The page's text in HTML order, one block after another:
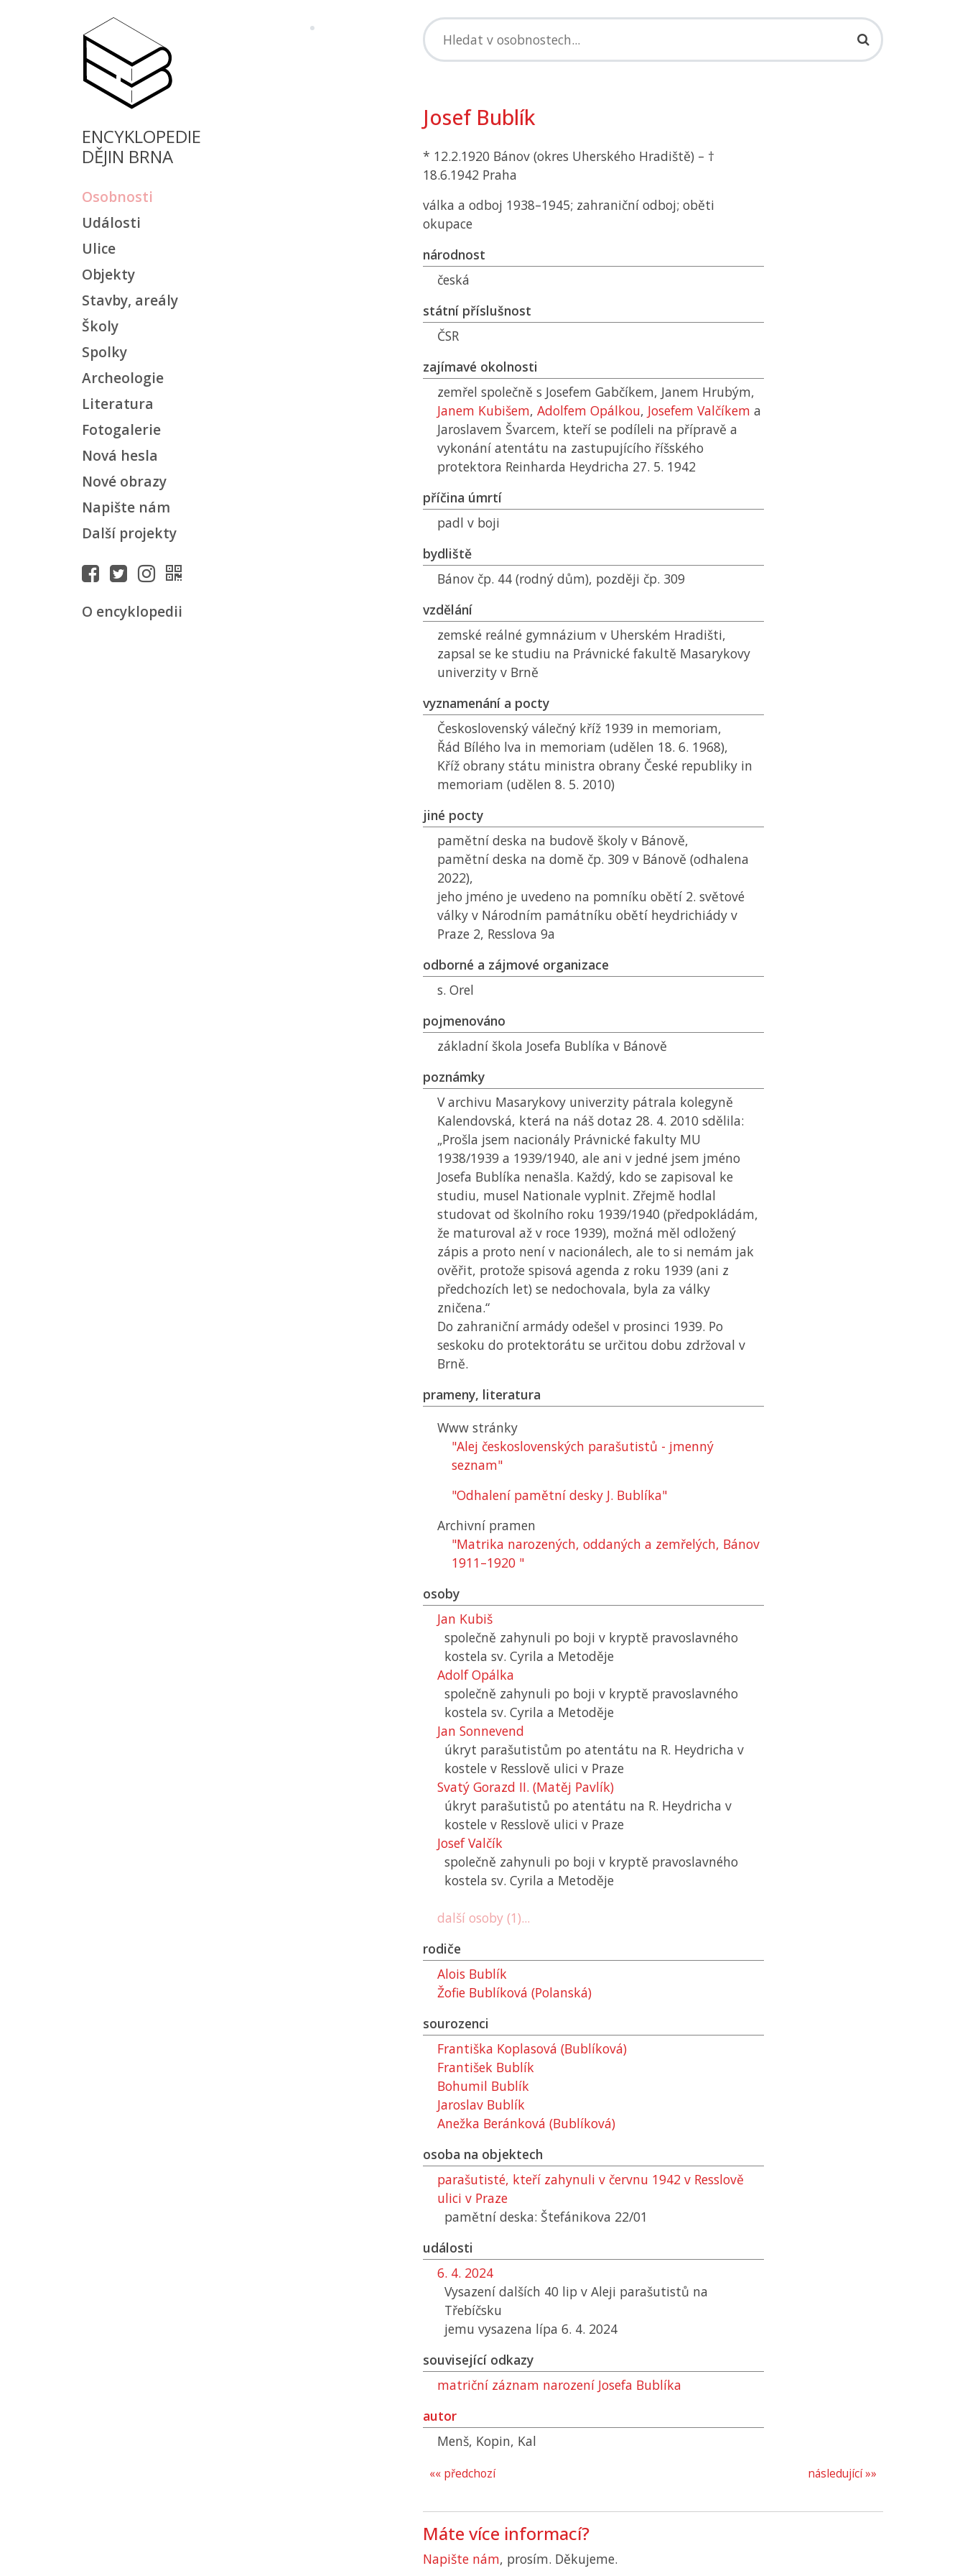
ENCYKLOPEDIE
DĚJIN BRNA
Osobnosti
Události
Ulice
Objekty
Stavby, areály
Školy
Spolky
Archeologie
Literatura
Fotogalerie
Nová hesla
Nové obrazy
Napište nám
Další projekty
O encyklopedii
Josef Bublík
* 12.2.1920 Bánov (okres Uherského Hradiště) – †
18.6.1942 Praha
válka a odboj 1938–1945; zahraniční odboj; oběti
okupace
národnost
česká
státní příslušnost
ČSR
zajímavé okolnosti
zemřel společně s Josefem Gabčíkem, Janem Hrubým,
Janem Kubišem, Adolfem Opálkou, Josefem Valčíkem a
Jaroslavem Švarcem, kteří se podíleli na přípravě a
vykonání atentátu na zastupujícího říšského
protektora Reinharda Heydricha 27. 5. 1942
příčina úmrtí
padl v boji
bydliště
Bánov čp. 44 (rodný dům), později čp. 309
vzdělání
zemské reálné gymnázium v Uherském Hradišti,
zapsal se ke studiu na Právnické fakultě Masarykovy
univerzity v Brně
vyznamenání a pocty
Československý válečný kříž 1939 in memoriam,
Řád Bílého lva in memoriam (udělen 18. 6. 1968),
Kříž obrany státu ministra obrany České republiky in
memoriam (udělen 8. 5. 2010)
jiné pocty
pamětní deska na budově školy v Bánově,
pamětní deska na domě čp. 309 v Bánově (odhalena
2022),
jeho jméno je uvedeno na pomníku obětí 2. světové
války v Národním památníku obětí heydrichiády v
Praze 2, Resslova 9a
odborné a zájmové organizace
s. Orel
pojmenováno
základní škola Josefa Bublíka v Bánově
poznámky
V archivu Masarykovy univerzity pátrala kolegyně
Kalendovská, která na náš dotaz 28. 4. 2010 sdělila:
„Prošla jsem nacionály Právnické fakulty MU
1938/1939 a 1939/1940, ale ani v jedné jsem jméno
Josefa Bublíka nenašla. Každý, kdo se zapisoval ke
studiu, musel Nationale vyplnit. Zřejmě hodlal
studovat od školního roku 1939/1940 (předpokládám,
že maturoval až v roce 1939), možná měl odložený
zápis a proto není v nacionálech, ale to si nemám jak
ověřit, protože spisová agenda z roku 1939 (ani z
předchozích let) se nedochovala, byla za války
zničena.“
Do zahraniční armády odešel v prosinci 1939. Po
seskoku do protektorátu se určitou dobu zdržoval v
Brně.
prameny, literatura
Www stránky
"Alej československých parašutistů - jmenný
seznam"
"Odhalení pamětní desky J. Bublíka"
Archivní pramen
"Matrika narozených, oddaných a zemřelých, Bánov
1911–1920 "
osoby
Jan Kubiš
společně zahynuli po boji v kryptě pravoslavného
kostela sv. Cyrila a Metoděje
Adolf Opálka
společně zahynuli po boji v kryptě pravoslavného
kostela sv. Cyrila a Metoděje
Jan Sonnevend
úkryt parašutistům po atentátu na R. Heydricha v
kostele v Resslově ulici v Praze
Svatý Gorazd II. (Matěj Pavlík)
úkryt parašutistů po atentátu na R. Heydricha v
kostele v Resslově ulici v Praze
Josef Valčík
společně zahynuli po boji v kryptě pravoslavného
kostela sv. Cyrila a Metoděje
další osoby (1)...
rodiče
Alois Bublík
Žofie Bublíková (Polanská)
sourozenci
Františka Koplasová (Bublíková)
František Bublík
Bohumil Bublík
Jaroslav Bublík
Anežka Beránková (Bublíková)
osoba na objektech
parašutisté, kteří zahynuli v červnu 1942 v Resslově
ulici v Praze
pamětní deska: Štefánikova 22/01
události
6. 4. 2024
Vysazení dalších 40 lip v Aleji parašutistů na
Třebíčsku
jemu vysazena lípa 6. 4. 2024
související odkazy
matriční záznam narození Josefa Bublíka
autor
Menš, Kopin, Kal
následující »»
«« předchozí
Máte více informací?
Napište nám, prosím. Děkujeme.